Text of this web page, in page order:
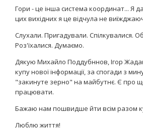
Гори - це інша система координат... Я
цих вихідних я це відчула не
Слухали. Пригадували. Спілкувалися.
Роз'їхалися. Думаємо.
Дякую Михайло Поддубннов, Ігор
купу нової інформації, за спогади з
"закинуте зерно" на майбутнє. Є про
працювати.
Бажаю нам пошвидше йти всім разом
Люблю життя!